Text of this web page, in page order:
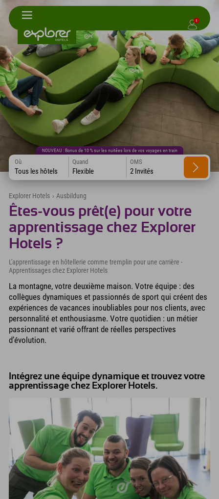
1
NOUVEAU : Bonus de 10 % sur les nuitées lors de vos voyages en train
Où
Tous les hôtels
Quand
Flexible
OMS
2 Invités
Explorer Hotels › Ausbildung
Êtes-vous prêt(e) pour votre
apprentissage chez Explorer
Hotels ?
L'apprentissage en hôtellerie comme tremplin pour une carrière -
Apprentissages chez Explorer Hotels
La montagne, votre deuxième maison. Votre équipe : des
collègues dynamiques et passionnés de sport qui créent des
expériences de vacances inoubliables pour nos clients, avec
personnalité et enthousiasme. Votre quotidien : un métier
passionnant et varié offrant de réelles perspectives
d’évolution.
Intégrez une équipe dynamique et trouvez votre
apprentissage chez Explorer Hotels.